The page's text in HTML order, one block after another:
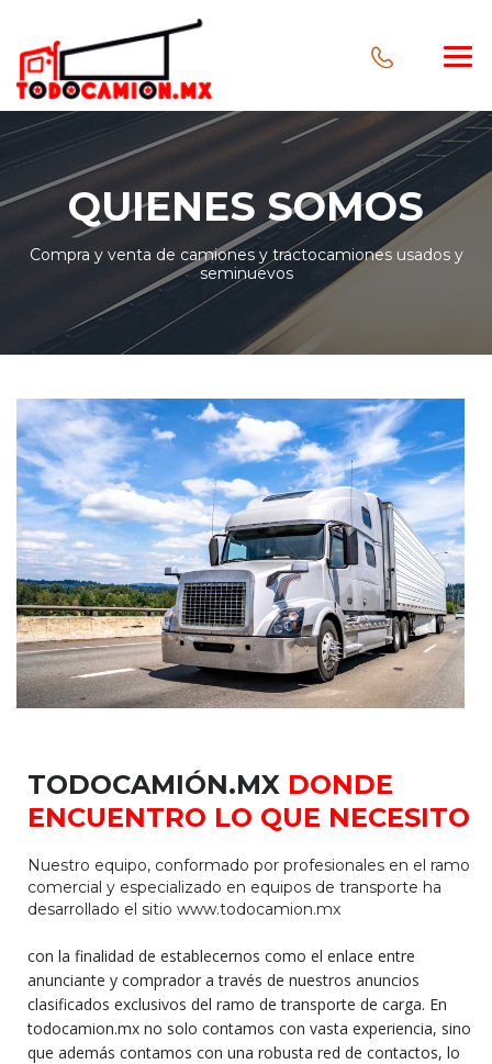
QUIENES SOMOS
Compra y venta de camiones y tractocamiones usados y
seminuevos
TODOCAMIÓN.MX DONDE
ENCUENTRO LO QUE NECESITO
Nuestro equipo, conformado por profesionales en el ramo
comercial y especializado en equipos de transporte ha
desarrollado el sitio www.todocamion.mx
con la finalidad de establecernos como el enlace entre
anunciante y comprador a través de nuestros anuncios
clasificados exclusivos del ramo de transporte de carga. En
todocamion.mx no solo contamos con vasta experiencia, sino
que además contamos con una robusta red de contactos, lo